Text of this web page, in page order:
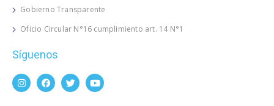
Gobierno Transparente
Oficio Circular N°16 cumplimiento art. 14 N°1
Síguenos